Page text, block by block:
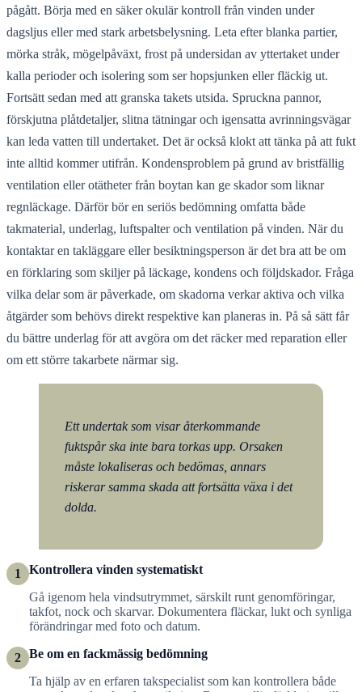
pågått. Börja med en säker okulär kontroll från vinden under
dagsljus eller med stark arbetsbelysning. Leta efter blanka partier,
mörka stråk, mögelpåväxt, frost på undersidan av yttertaket under
kalla perioder och isolering som ser hopsjunken eller fläckig ut.
Fortsätt sedan med att granska takets utsida. Spruckna pannor,
förskjutna plåtdetaljer, slitna tätningar och igensatta avrinningsvägar
kan leda vatten till undertaket. Det är också klokt att tänka på att fukt
inte alltid kommer utifrån. Kondensproblem på grund av bristfällig
ventilation eller otätheter från boytan kan ge skador som liknar
regnläckage. Därför bör en seriös bedömning omfatta både
takmaterial, underlag, luftspalter och ventilation på vinden. När du
kontaktar en takläggare eller besiktningsperson är det bra att be om
en förklaring som skiljer på läckage, kondens och följdskador. Fråga
vilka delar som är påverkade, om skadorna verkar aktiva och vilka
åtgärder som behövs direkt respektive kan planeras in. På så sätt får
du bättre underlag för att avgöra om det räcker med reparation eller
om ett större takarbete närmar sig.
Ett undertak som visar återkommande
fuktspår ska inte bara torkas upp. Orsaken
måste lokaliseras och bedömas, annars
riskerar samma skada att fortsätta växa i det
dolda.
1
Kontrollera vinden systematiskt
Gå igenom hela vindsutrymmet, särskilt runt genomföringar,
takfot, nock och skarvar. Dokumentera fläckar, lukt och synliga
förändringar med foto och datum.
2 Be om en fackmässig bedömning
Ta hjälp av en erfaren takspecialist som kan kontrollera både